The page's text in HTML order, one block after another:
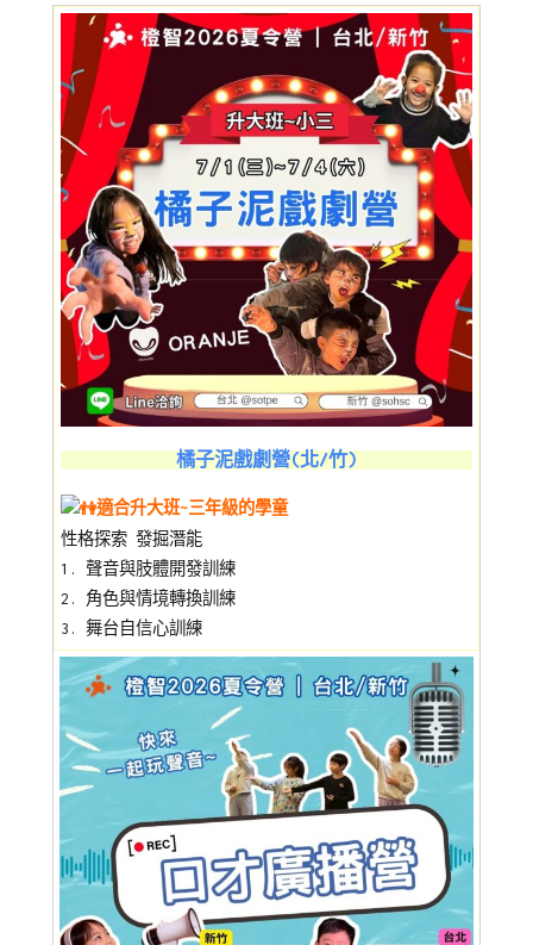
橘子泥戲劇營(北/竹)
適合升大班~三年級的學童
性格探索 發掘潛能
1. 聲音與肢體開發訓練
2. 角色與情境轉換訓練
3. 舞台自信心訓練